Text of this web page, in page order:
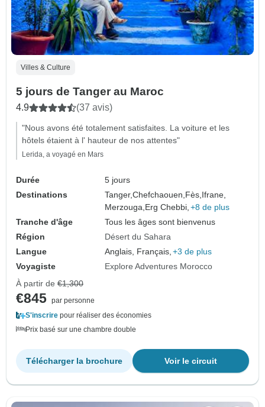
Villes & Culture
5 jours de Tanger au Maroc
4.9 (37 avis)
"Nous avons été totalement satisfaites. La voiture et les
hôtels étaient à l' hauteur de nos attentes"
Lerida, a voyagé en Mars
Durée
5 jours
Destinations
Tanger,Chefchaouen, Fès, Ifrane,
Merzouga, Erg Chebbi, +8 de plus
Tranche d'âge
Tous les âges sont bienvenus
Région
Désert du Sahara
Langue
Anglais, Français, +3 de plus
Voyagiste
Explore Adventures Morocco
À partir de €1,300
€845 par personne
S'inscrire pour réaliser des économies
Prix basé sur une chambre double
Voir le circuit
Télécharger la brochure